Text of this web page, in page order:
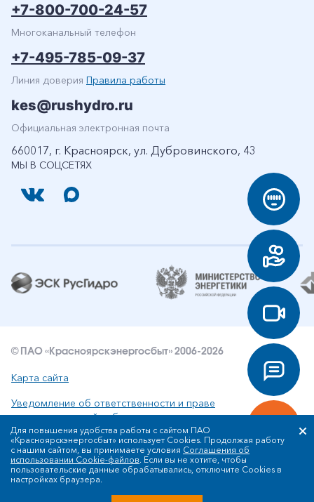
МЫ В СОЦСЕТЯХ
+7-800-700-24-57
Многоканальный телефон
+7-495-785-09-37
Линия доверия Правила работы
kes@rushydro.ru
Официальная электронная почта
660017, г. Красноярск, ул. Дубровинского, 43
© ПАО «Красноярскэнергосбыт» 2006-2026
Карта сайта
Уведомление об ответственности и праве
интеллектуальной собственности
Политика ПАО «Красноярскэнергосбыт» в отношении
обработки персональных данных
Для повышения удобства работы с сайтом ПАО
«Красноярскэнергосбыт» использует Cookies. Продолжая работу
с нашим сайтом, вы принимаете условия Соглашения об
использовании Cookie-файлов. Если вы не хотите, чтобы
пользовательские данные обрабатывались, отключите Cookies в
настройках браузера.